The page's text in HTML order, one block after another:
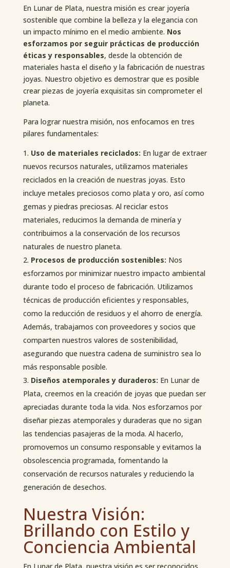
En Lunar de Plata, nuestra misión es crear joyería
sostenible que combine la belleza y la elegancia con
un impacto mínimo en el medio ambiente. Nos
esforzamos por seguir prácticas de producción
éticas y responsables, desde la obtención de
materiales hasta el diseño y la fabricación de nuestras
joyas. Nuestro objetivo es demostrar que es posible
crear piezas de joyería exquisitas sin comprometer el
planeta.
Para lograr nuestra misión, nos enfocamos en tres
pilares fundamentales:
Uso de materiales reciclados: En lugar de extraer
nuevos recursos naturales, utilizamos materiales
reciclados en la creación de nuestras joyas. Esto
incluye metales preciosos como plata y oro, así como
gemas y piedras preciosas. Al reciclar estos
materiales, reducimos la demanda de minería y
contribuimos a la conservación de los recursos
naturales de nuestro planeta.
Procesos de producción sostenibles: Nos
esforzamos por minimizar nuestro impacto ambiental
durante todo el proceso de fabricación. Utilizamos
técnicas de producción eficientes y responsables,
como la reducción de residuos y el ahorro de energía.
Además, trabajamos con proveedores y socios que
comparten nuestros valores de sostenibilidad,
asegurando que nuestra cadena de suministro sea lo
más responsable posible.
Diseños atemporales y duraderos: En Lunar de
Plata, creemos en la creación de joyas que puedan ser
apreciadas durante toda la vida. Nos esforzamos por
diseñar piezas atemporales y duraderas que no sigan
las tendencias pasajeras de la moda. Al hacerlo,
promovemos un consumo responsable y evitamos la
obsolescencia programada, fomentando la
conservación de recursos naturales y reduciendo la
generación de desechos.
Nuestra Visión:
Brillando con Estilo y
Conciencia Ambiental
En Lunar de Plata, nuestra visión es ser reconocidos